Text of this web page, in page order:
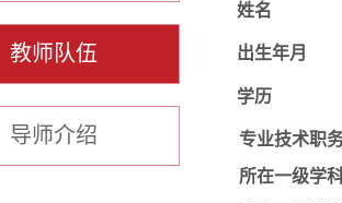
教师队伍
导师介绍
姓名
出生年月
学历
专业技术职
所在一级学